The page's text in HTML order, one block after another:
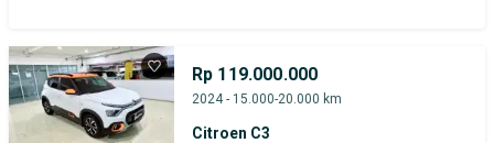
Rp 119.000.000
2024 - 15.000-20.000 km
Citroen C3